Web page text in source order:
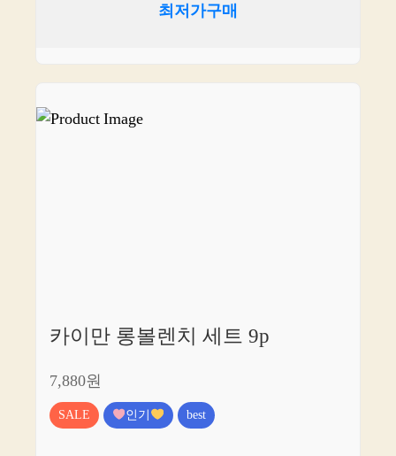
최저가구매
카이만 롱볼렌치 세트 9p
7,880원
SALE 인기 best